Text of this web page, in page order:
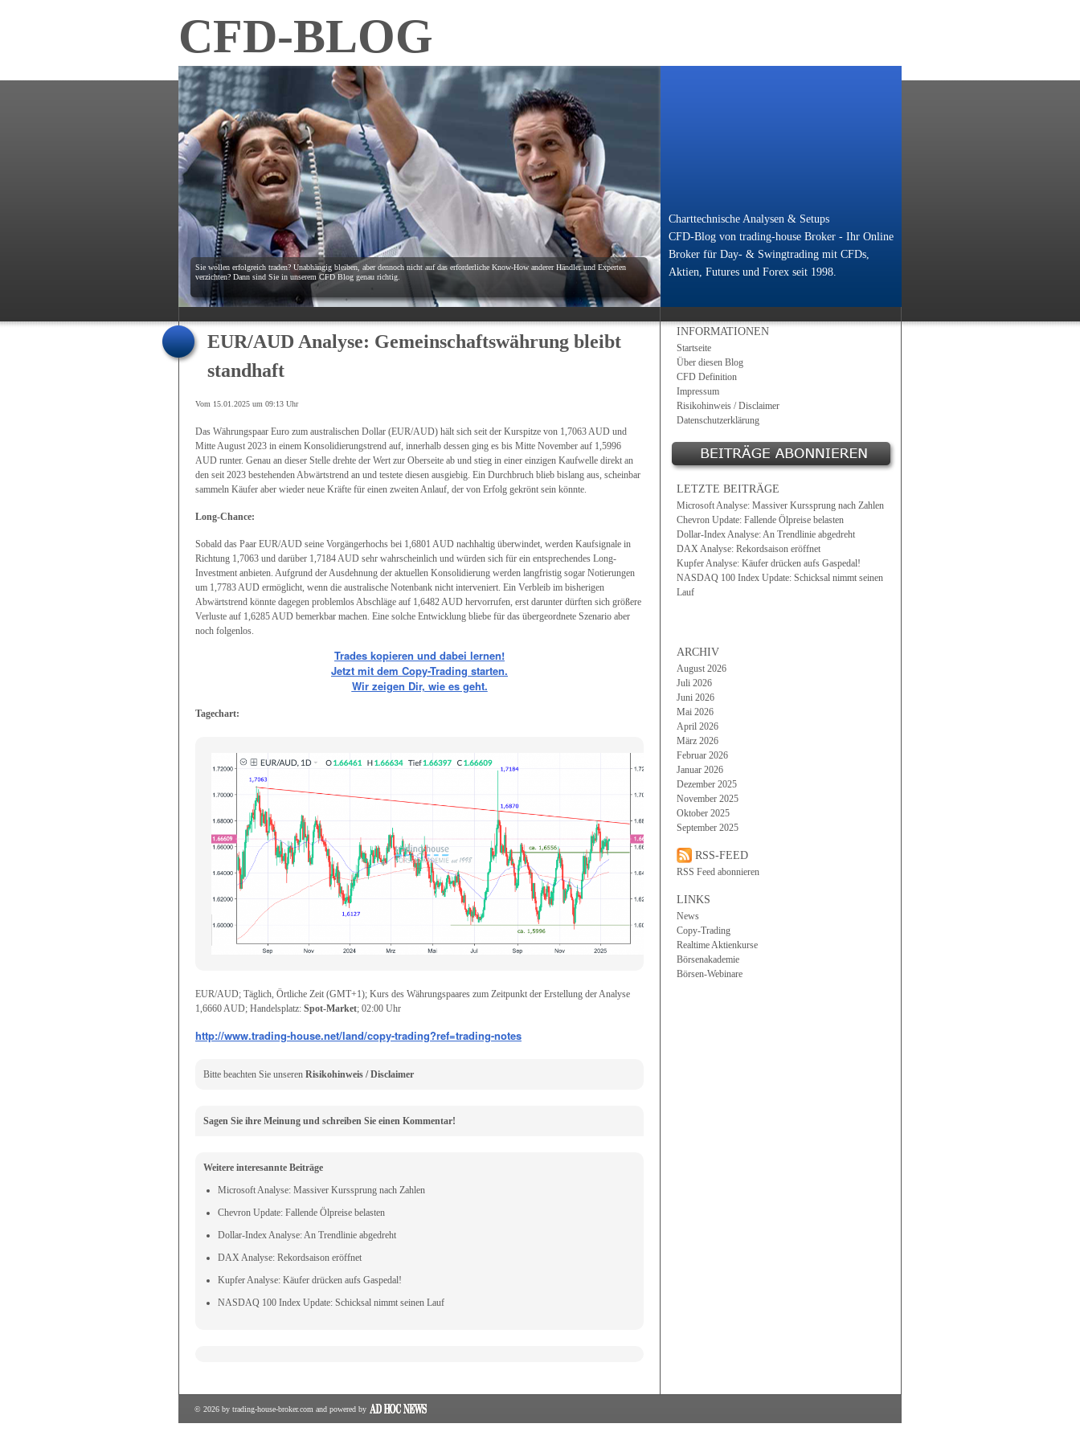
CFD-BLOG
Sie wollen erfolgreich traden? Unabhängig bleiben, aber dennoch nicht auf das erforderliche Know-How anderer Händler und Experten
verzichten? Dann sind Sie in unserem CFD Blog genau richtig.
Charttechnische Analysen & Setups
CFD-Blog von trading-house Broker - Ihr Online
Broker für Day- & Swingtrading mit CFDs,
Aktien, Futures und Forex seit 1998.
EUR/AUD Analyse: Gemeinschaftswährung bleibt
standhaft
Vom 15.01.2025 um 09:13 Uhr
Das Währungspaar Euro zum australischen Dollar (EUR/AUD) hält sich seit der Kurspitze von 1,7063 AUD und
Mitte August 2023 in einem Konsolidierungstrend auf, innerhalb dessen ging es bis Mitte November auf 1,5996
AUD runter. Genau an dieser Stelle drehte der Wert zur Oberseite ab und stieg in einer einzigen Kaufwelle direkt an
den seit 2023 bestehenden Abwärtstrend an und testete diesen ausgiebig. Ein Durchbruch blieb bislang aus, scheinbar
sammeln Käufer aber wieder neue Kräfte für einen zweiten Anlauf, der von Erfolg gekrönt sein könnte.
Long-Chance:
Sobald das Paar EUR/AUD seine Vorgängerhochs bei 1,6801 AUD nachhaltig überwindet, werden Kaufsignale in
Richtung 1,7063 und darüber 1,7184 AUD sehr wahrscheinlich und würden sich für ein entsprechendes Long-
Investment anbieten. Aufgrund der Ausdehnung der aktuellen Konsolidierung werden langfristig sogar Notierungen
um 1,7783 AUD ermöglicht, wenn die australische Notenbank nicht interveniert. Ein Verbleib im bisherigen
Abwärtstrend könnte dagegen problemlos Abschläge auf 1,6482 AUD hervorrufen, erst darunter dürften sich größere
Verluste auf 1,6285 AUD bemerkbar machen. Eine solche Entwicklung bliebe für das übergeordnete Szenario aber
noch folgenlos.
Trades kopieren und dabei lernen!
Jetzt mit dem Copy-Trading starten.
Wir zeigen Dir, wie es geht.
Tagechart:
EUR/AUD; Täglich, Örtliche Zeit (GMT+1); Kurs des Währungspaares zum Zeitpunkt der Erstellung der Analyse
1,6660 AUD; Handelsplatz: Spot-Market; 02:00 Uhr
http://www.trading-house.net/land/copy-trading?ref=trading-notes
Bitte beachten Sie unseren Risikohinweis / Disclaimer
Sagen Sie ihre Meinung und schreiben Sie einen Kommentar!
Weitere interesannte Beiträge
Microsoft Analyse: Massiver Kurssprung nach Zahlen
Chevron Update: Fallende Ölpreise belasten
Dollar-Index Analyse: An Trendlinie abgedreht
DAX Analyse: Rekordsaison eröffnet
Kupfer Analyse: Käufer drücken aufs Gaspedal!
NASDAQ 100 Index Update: Schicksal nimmt seinen Lauf
INFORMATIONEN
Startseite
Über diesen Blog
CFD Definition
Impressum
Risikohinweis / Disclaimer
Datenschutzerklärung
LETZTE BEITRÄGE
Microsoft Analyse: Massiver Kurssprung nach Zahlen
Chevron Update: Fallende Ölpreise belasten
Dollar-Index Analyse: An Trendlinie abgedreht
DAX Analyse: Rekordsaison eröffnet
Kupfer Analyse: Käufer drücken aufs Gaspedal!
NASDAQ 100 Index Update: Schicksal nimmt seinen
Lauf
ARCHIV
August 2026
Juli 2026
Juni 2026
Mai 2026
April 2026
März 2026
Februar 2026
Januar 2026
Dezember 2025
November 2025
Oktober 2025
September 2025
RSS-FEED
RSS Feed abonnieren
LINKS
News
Copy-Trading
Realtime Aktienkurse
Börsenakademie
Börsen-Webinare
© 2026 by trading-house-broker.com and powered by